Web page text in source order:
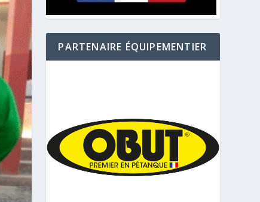
PARTENAIRE ÉQUIPEMENTIER